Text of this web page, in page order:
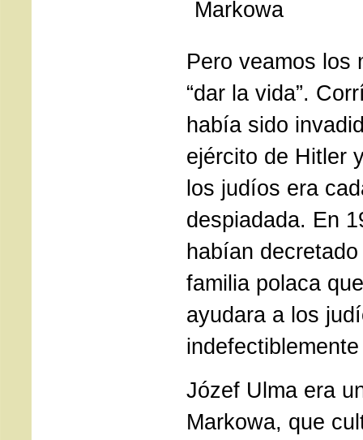
Markowa
Pero veamos los
“dar la vida”.
había sido
ejército de Hitler
los judíos era
despiadada. En
habían
familia polaca
ayudara a los
Józef Ulma era
Markowa, que